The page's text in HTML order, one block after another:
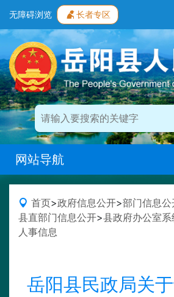
无障碍浏览 长者专区
网站导航
首页>政府信息公开>部门信息
县直部门信息公开>县政府办公室系
人事信息
岳阳县民政局关